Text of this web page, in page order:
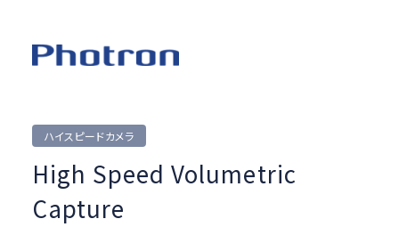
ハイスピードカメラ
High Speed Volumetric
Capture